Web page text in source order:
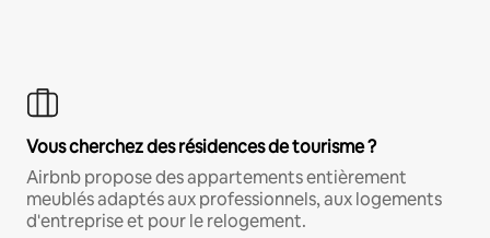
Vous cherchez des résidences de tourisme ?
Airbnb propose des appartements entièrement
meublés adaptés aux professionnels, aux logements
d'entreprise et pour le relogement.